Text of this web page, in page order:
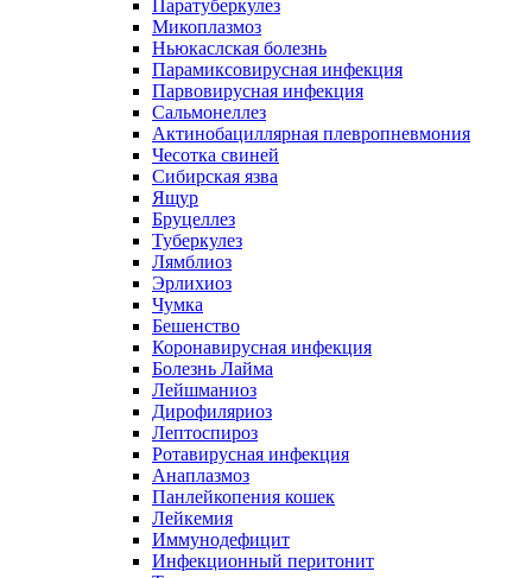
Паратуберкулез
Микоплазмоз
Ньюкаслская болезнь
Парамиксовирусная инфекция
Парвовирусная инфекция
Сальмонеллез
Актинобациллярная плевропневмония
Чесотка свиней
Сибирская язва
Ящур
Бруцеллез
Туберкулез
Лямблиоз
Эрлихиоз
Чумка
Бешенство
Коронавирусная инфекция
Болезнь Лайма
Лейшманиоз
Дирофиляриоз
Лептоспироз
Ротавирусная инфекция
Анаплазмоз
Панлейкопения кошек
Лейкемия
Иммунодефицит
Инфекционный перитонит